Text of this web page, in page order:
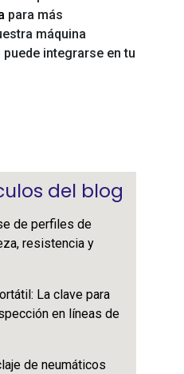
para más
máquina
integrarse en tu
del blog
de perfiles de
resistencia y
La clave para
en líneas de
de neumáticos